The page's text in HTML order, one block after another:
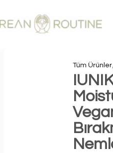
Tüm Ürünler